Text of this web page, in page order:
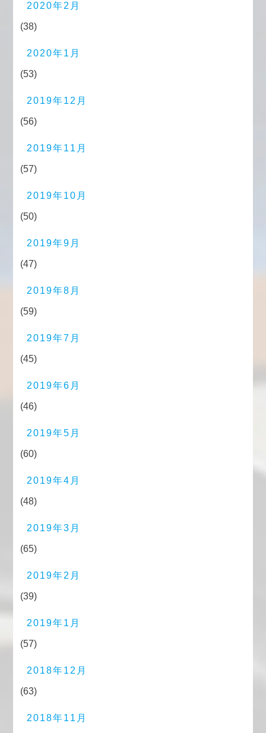
2020年2月
(38)
2020年1月
(53)
2019年12月
(56)
2019年11月
(57)
2019年10月
(50)
2019年9月
(47)
2019年8月
(59)
2019年7月
(45)
2019年6月
(46)
2019年5月
(60)
2019年4月
(48)
2019年3月
(65)
2019年2月
(39)
2019年1月
(57)
2018年12月
(63)
2018年11月